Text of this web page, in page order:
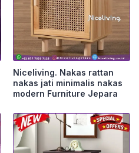
Niceliving. Nakas rattan
nakas jati minimalis nakas
modern Furniture Jepara